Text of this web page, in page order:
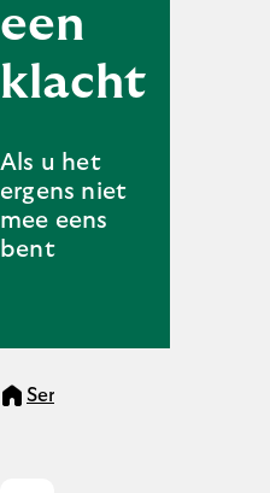
een
klacht
Als u het
ergens niet
mee eens
bent
Service en contact
U heeft een klacht